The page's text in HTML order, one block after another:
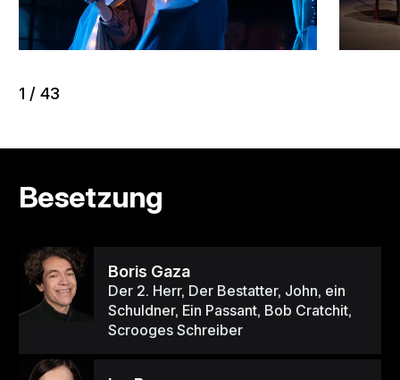
1 /43
Besetzung
Boris Gaza
Der 2. Herr, Der Bestatter, John, ein
Schuldner, Ein Passant, Bob Cratchit,
Scrooges Schreiber